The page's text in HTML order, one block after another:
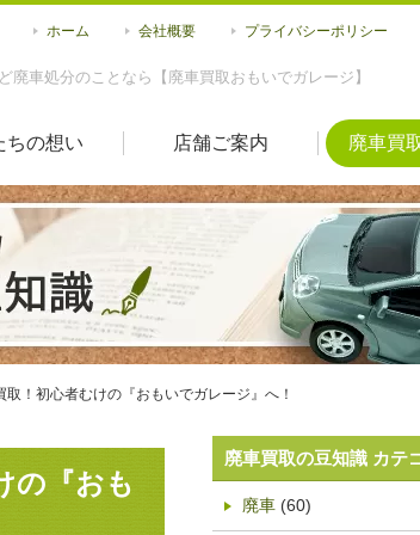
廃車処分のことなら【廃車買取おもいでガレージ】
ホーム 会社概要 プライバシーポリシー
ちの想い 店舗ご案内 廃車買
！初心者むけの『おもいでガレージ』へ！
の『おも
廃車買取の豆知識 カテ
廃車 (60)